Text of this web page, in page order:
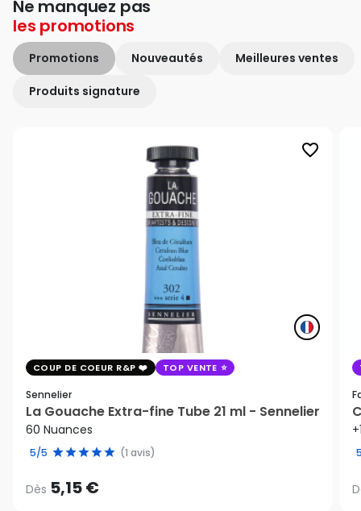
Ne manquez pas
les promotions
Promotions Nouveautés Meilleures ventes
Produits signature
favorite_border
COUP DE COEUR R&P TOP VENTE
Sennelier
La Gouache Extra-fine Tube 21 ml - Sennelier
60 Nuances
5/5 (1 avis)
Dès 5,15 €